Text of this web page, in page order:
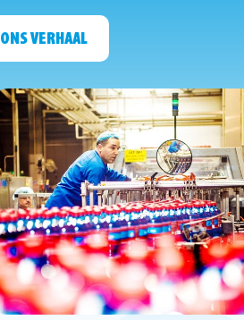
ONS VERHAAL